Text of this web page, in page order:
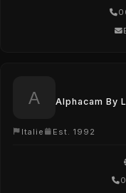
Alphacam By
Italie Est. 1992